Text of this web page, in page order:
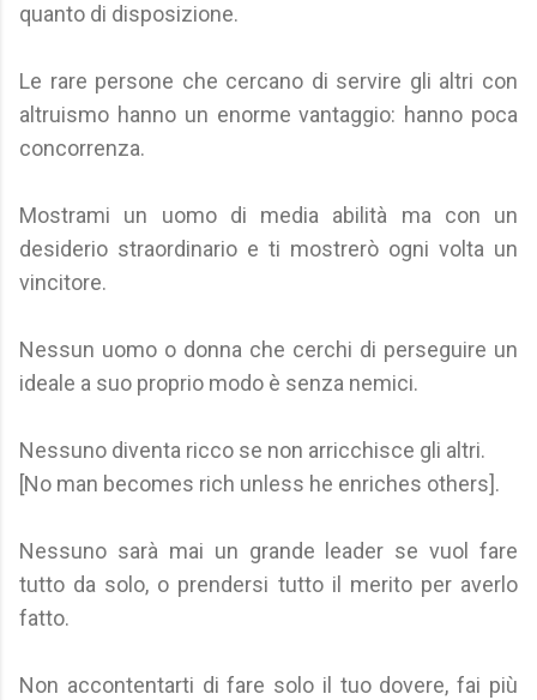
quanto di disposizione.
Le rare persone che cercano di servire gli altri con
altruismo hanno un enorme vantaggio: hanno poca
concorrenza.
Mostrami un uomo di media abilità ma con un
desiderio straordinario e ti mostrerò ogni volta un
vincitore.
Nessun uomo o donna che cerchi di perseguire un
ideale a suo proprio modo è senza nemici.
Nessuno diventa ricco se non arricchisce gli altri.
[No man becomes rich unless he enriches others].
Nessuno sarà mai un grande leader se vuol fare
tutto da solo, o prendersi tutto il merito per averlo
fatto.
Non accontentarti di fare solo il tuo dovere, fai più